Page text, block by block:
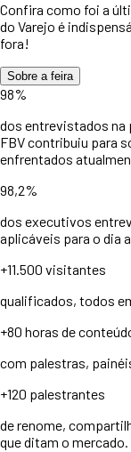
Confira como foi a
do Varejo é
fora!
Sobre a feira
98%
dos entrevistados na
FBV contribuiu para
enfrentados
98,2%
dos executivos
aplicáveis para o dia
+11.500 visitantes
qualificados, todos
+80 horas de
com palestras,
+120 palestrantes
de renome,
que ditam o mercado.